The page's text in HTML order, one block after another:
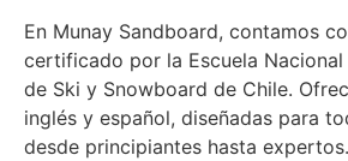
En Munay Sandboard, contamos
certificado por la Escuela
de Ski y Snowboard de Chile.
inglés y español, diseñadas para
desde principiantes hasta